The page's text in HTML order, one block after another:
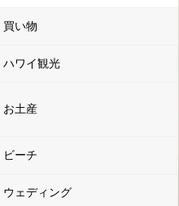
買い物
ハワイ観光
お土産
ビーチ
ウェディング